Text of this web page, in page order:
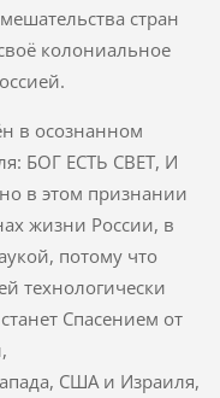
стран
колониальное
в осознанном
БОГ ЕСТЬ СВЕТ, И
в этом признании
жизни России, в
потому что
технологически
Спасением от
США и Израиля,